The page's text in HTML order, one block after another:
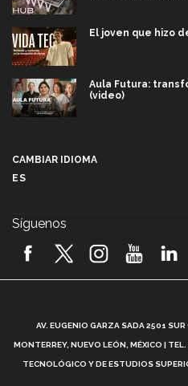
El joven que hizo
Aula Futura:
(video)
2026! (video)
¿Cómo es el
CAMBIAR IDIOMA
ES
Síguenos
AV. EUGENIO GARZA SADA 2501
MONTERREY, NUEVO LEÓN, MÉXICO |
TECNOLÓGICO Y DE ESTUDIOS